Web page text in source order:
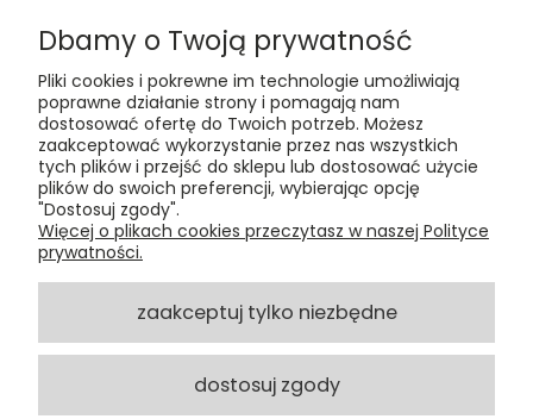
Kontakt:
t:+48 609 155 327
e:vinyltamka@gmail.com
ul. Chmielna 20, 00-020 Warszawa
Dbamy o Twoją prywatność
Pliki cookies i pokrewne im technologie umożliwiają
poprawne działanie strony i pomagają nam
dostosować ofertę do Twoich potrzeb. Możesz
zaakceptować wykorzystanie przez nas wszystkich
tych plików i przejść do sklepu lub dostosować użycie
plików do swoich preferencji, wybierając opcję
"Dostosuj zgody".
Więcej o plikach cookies przeczytasz w naszej Polityce
prywatności.
zaakceptuj tylko niezbędne
dostosuj zgody